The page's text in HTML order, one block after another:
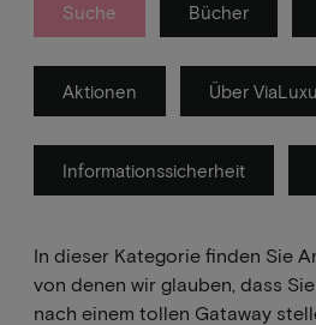
Suche Bücher
Aktionen Über
Informationssicherheit
In dieser Kategorie finden Sie
von denen wir glauben, dass
nach einem tollen Gataway